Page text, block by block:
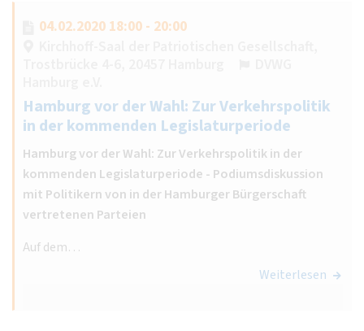
04.02.2020 18:00 - 20:00
Hamburg vor der Wahl: Zur Verkehrspolitik
in der kommenden Legislaturperiode
Hamburg vor der Wahl: Zur Verkehrspolitik in der
kommenden Legislaturperiode - Podiumsdiskussion
mit Politikern von in der Hamburger Bürgerschaft
vertretenen Parteien
Auf dem…
Weiterlesen